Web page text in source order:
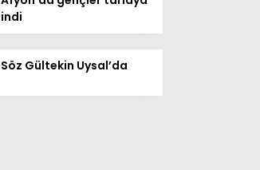
indi
Söz Gültekin Uysal’da